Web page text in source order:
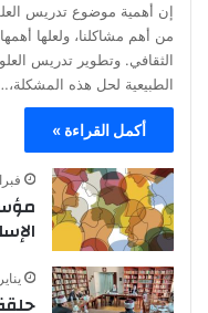
إن أهمية موضوع تدريس
من أهم مشاكلنا، ولعلها
الثقافي. وتطوير تدريس
الطبيعية لحل هذه
أكمل القراءة »
فبراير
يناير 16,